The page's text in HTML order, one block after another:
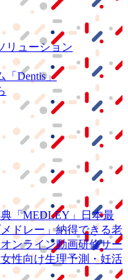
リューション
「Dentis」
「MEDLEY」
日本最
メドレー」納得できる老
オンライン動画研修サー
女性向け生理予測・妊活